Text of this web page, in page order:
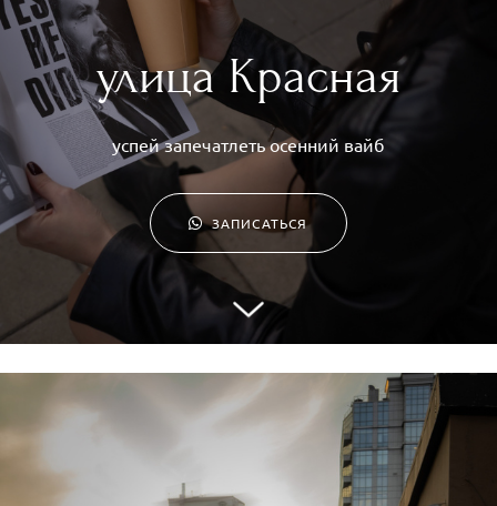
улица Красная
успей запечатлеть осенний вайб
ЗАПИСАТЬСЯ